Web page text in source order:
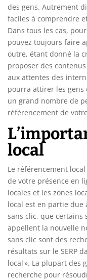
des gens. Autrement
faciles à comprendre
Dans tous les cas,
pouvez toujours faire
outre, étant donné la
proposer des
aux attentes des
pourra attirer les gens
un grand nombre de
référencement de
local
Le référencement
de votre présence en
locales et les zones
local est en partie due
sans clic, que certains
appellent la nouvelle
sans clic sont des
résultats sur le SERP
local ». La plupart des
recherche pour